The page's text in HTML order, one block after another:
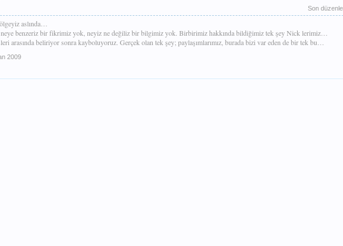
Son
aslında…
neye benzeriz bir fikrimiz yok, neyiz ne değiliz bir bilgimiz yok. Birbirimiz hakkında bildiğimiz tek şey Nick lerimiz…
arasında beliriyor sonra kayboluyoruz. Gerçek olan tek şey; paylaşımlarımız, burada bizi var eden de bir tek bu…
2009